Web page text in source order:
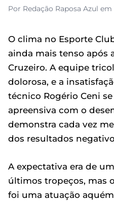
Por Redação Raposa Azul em
O clima no Esporte
ainda mais tenso após
Cruzeiro. A equipe
dolorosa, e a
técnico Rogério Ceni
apreensiva com o
demonstra cada vez
dos resultados
A expectativa era de
últimos tropeços, mas
foi uma atuação